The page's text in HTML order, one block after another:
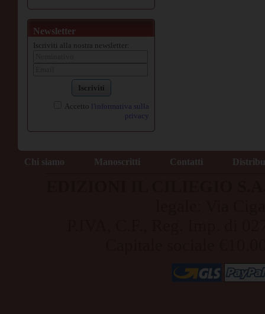
Newsletter
Iscriviti alla nostra newsletter:
Iscriviti
Accetto l'informativa sulla
privacy
Chi siamo Manoscritti Contatti